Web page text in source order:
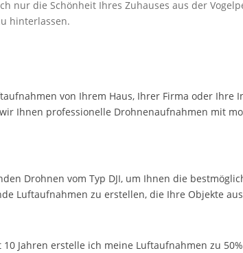
nur die Schönheit Ihres Zuhauses aus der
hinterlassen.
von Ihrem Haus, Ihrer Firma oder Ihre
Ihnen professionelle Drohnenaufnahmen mit
Drohnen vom Typ DJI, um Ihnen die
Luftaufnahmen zu erstellen, die Ihre Objekte
Jahren erstelle ich meine Luftaufnahmen zu